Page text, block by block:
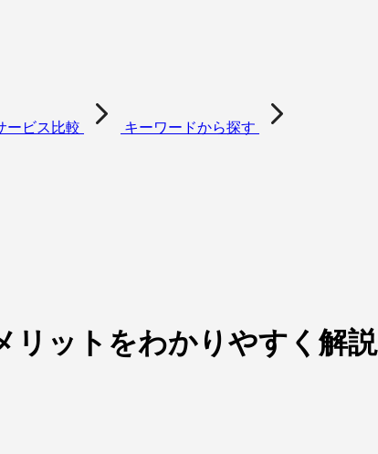
ービス比較 キーワードから探す
リットをわかりやすく解説